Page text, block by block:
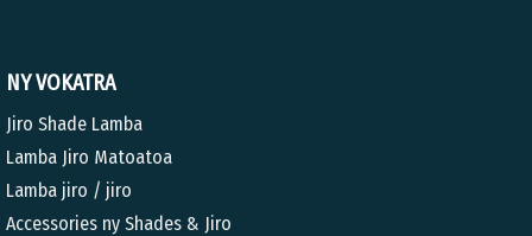
NY VOKATRA
Jiro Shade Lamba
Lamba Jiro Matoatoa
Lamba jiro / jiro
Accessories ny Shades & Jiro